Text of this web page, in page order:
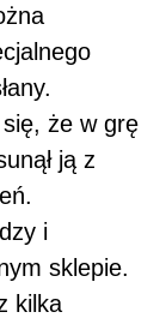
że w grę
ją z
i
sklepie.
kilka